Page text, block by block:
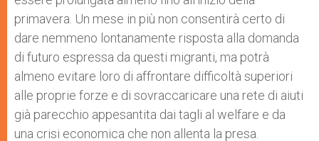
primavera. Un mese in più non consentirà certo di
dare nemmeno lontanamente risposta alla domanda
di futuro espressa da questi migranti, ma potrà
almeno evitare loro di affrontare difficoltà superiori
alle proprie forze e di sovraccaricare una rete di aiuti
già parecchio appesantita dai tagli al welfare e da
una crisi economica che non allenta la presa.